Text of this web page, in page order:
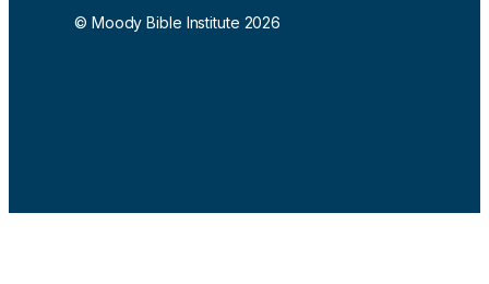
© Moody Bible Institute 2026